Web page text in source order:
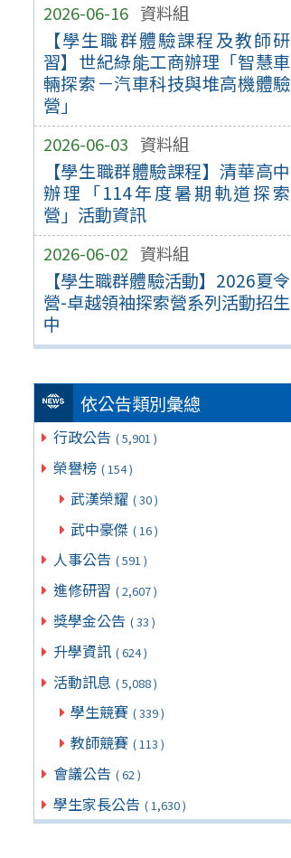
2026-06-16 資料組
【學生職群體驗課程及教師研
習】世紀綠能工商辦理「智慧車
輛探索－汽車科技與堆高機體驗
營」
2026-06-03 資料組
【學生職群體驗課程】清華高中
辦理「114年度暑期軌道探索
營」活動資訊
2026-06-02 資料組
【學生職群體驗活動】2026夏令
營-卓越領袖探索營系列活動招生
中
依公告類別彙總
行政公告 ( 5,901 )
榮譽榜 ( 154 )
武漢榮耀 ( 30 )
武中豪傑 ( 16 )
人事公告 ( 591 )
進修研習 ( 2,607 )
獎學金公告 ( 33 )
升學資訊 ( 624 )
活動訊息 ( 5,088 )
學生競賽 ( 339 )
教師競賽 ( 113 )
會議公告 ( 62 )
學生家長公告 ( 1,630 )